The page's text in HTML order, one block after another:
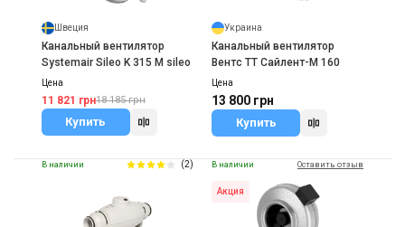
Швеция
Канальный вентилятор
Systemair Sileo K 315 M sileo
Цена
11 821 грн18 185 грн
Купить
Украина
Канальный вентилятор
Вентс ТТ Сайлент-М 160
Цена
13 800 грн
Купить
В наличии (2) В наличии Оставить отзыв
Акция